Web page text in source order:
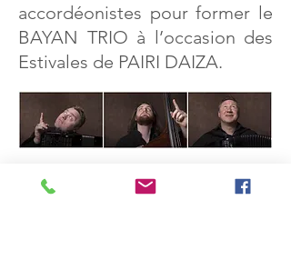
accordéonistes pour former le
BAYAN TRIO à l’occasion des
Estivales de PAIRI DAIZA.
(et humoristique) à travers les